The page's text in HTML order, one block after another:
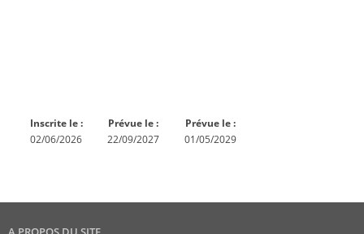
Inscrite le :
02/06/2026
Prévue le :
22/09/2027
Prévue le :
01/05/2029